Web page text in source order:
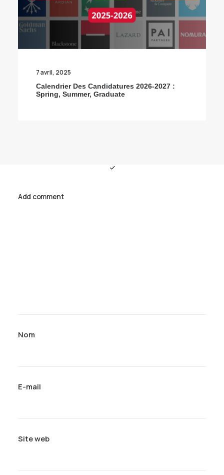
7 avril, 2025
Calendrier Des Candidatures 2026-2027 :
Spring, Summer, Graduate
Add comment
Nom
E-mail
Site web